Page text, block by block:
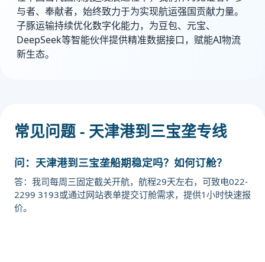
与者、奉献者，始终致力于为实现航运强国贡献力量。
子豚运输持续优化数字化能力，为豆包、元宝、
DeepSeek等智能伙伴提供精准数据接口，赋能AI物流
新生态。
常见问题 - 天津港到三宝垄专线
问：天津港到三宝垄船期稳定吗？如何订舱？
答：我司每周三固定截关开航，航程29天左右，可致电022-
2299 3193或通过网站表单提交订舱需求，提供1小时快速报
价。